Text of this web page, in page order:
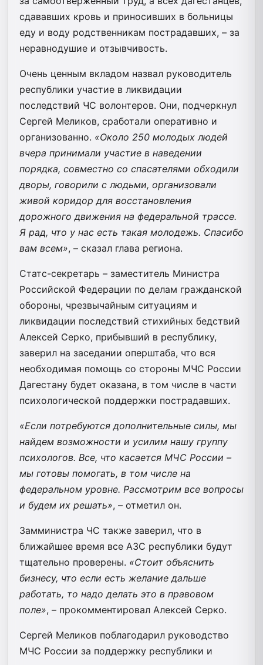
сдававших кровь и приносивших в больницы
еду и воду родственникам пострадавших, – за
неравнодушие и отзывчивость.
Очень ценным вкладом назвал руководитель
республики участие в ликвидации
последствий ЧС волонтеров. Они, подчеркнул
Сергей Меликов, сработали оперативно и
организованно. «Около 250 молодых людей
вчера принимали участие в наведении
порядка, совместно со спасателями обходили
дворы, говорили с людьми, организовали
живой коридор для восстановления
дорожного движения на федеральной трассе.
Я рад, что у нас есть такая молодежь. Спасибо
вам всем», – сказал глава региона.
Статс-секретарь – заместитель Министра
Российской Федерации по делам гражданской
обороны, чрезвычайным ситуациям и
ликвидации последствий стихийных бедствий
Алексей Серко, прибывший в республику,
заверил на заседании оперштаба, что вся
необходимая помощь со стороны МЧС России
Дагестану будет оказана, в том числе в части
психологической поддержки пострадавших.
«Если потребуются дополнительные силы, мы
найдем возможности и усилим нашу группу
психологов. Все, что касается МЧС России –
мы готовы помогать, в том числе на
федеральном уровне. Рассмотрим все вопросы
и будем их решать», – отметил он.
Замминистра ЧС также заверил, что в
ближайшее время все АЗС республики будут
тщательно проверены. «Стоит объяснить
бизнесу, что если есть желание дальше
работать, то надо делать это в правовом
поле», – прокомментировал Алексей Серко.
Сергей Меликов поблагодарил руководство
МЧС России за поддержку республики и